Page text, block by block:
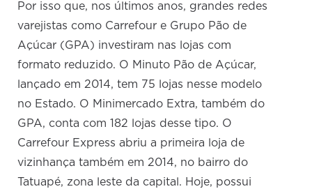
Por isso que, nos últimos anos, grandes redes
varejistas como Carrefour e Grupo Pão de
Açúcar (GPA) investiram nas lojas com
formato reduzido. O Minuto Pão de Açúcar,
lançado em 2014, tem 75 lojas nesse modelo
no Estado. O Minimercado Extra, também do
GPA, conta com 182 lojas desse tipo. O
Carrefour Express abriu a primeira loja de
vizinhança também em 2014, no bairro do
Tatuapé, zona leste da capital. Hoje, possui